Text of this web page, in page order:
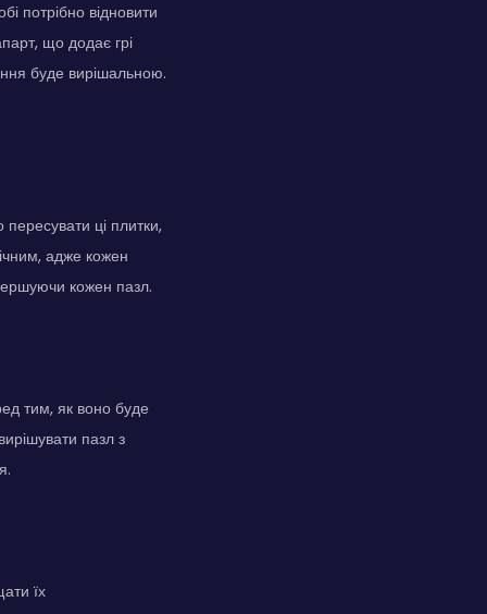
відновити
що додає грі
буде вирішальною.
ці плитки,
адже кожен
кожен пазл.
тим, як воно буде
пазл з
їх